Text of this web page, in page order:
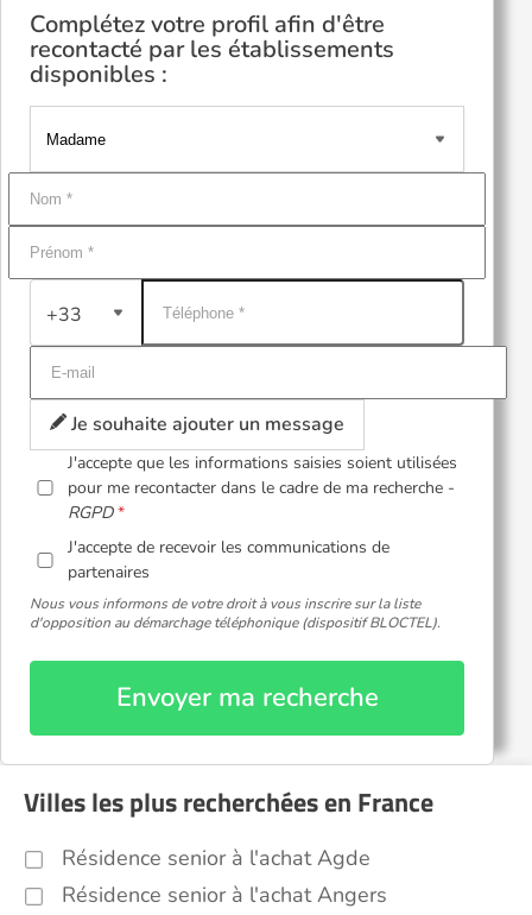
Complétez votre profil afin d'être
recontacté par les établissements
disponibles :
+33
Je souhaite ajouter un message
J'accepte que les informations saisies soient utilisées
pour me recontacter dans le cadre de ma recherche -
RGPD
J'accepte de recevoir les communications de
partenaires
Nous vous informons de votre droit à vous inscrire sur la liste
d'opposition au démarchage téléphonique (dispositif BLOCTEL).
Envoyer ma recherche
Villes les plus recherchées en France
Résidence senior à l'achat Agde
Résidence senior à l'achat Angers